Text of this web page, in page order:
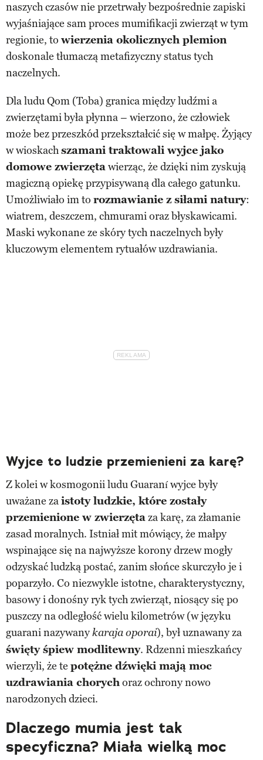
naszych czasów nie przetrwały bezpośrednie zapiski
wyjaśniające sam proces mumifikacji zwierząt w tym
regionie, to wierzenia okolicznych plemion
doskonale tłumaczą metafizyczny status tych
naczelnych.
Dla ludu Qom (Toba) granica między ludźmi a
zwierzętami była płynna – wierzono, że człowiek
może bez przeszkód przekształcić się w małpę. Żyjący
w wioskachszamani traktowali wyjce jako
domowe zwierzętawierząc, że dzięki nim zyskują
magiczną opiekę przypisywaną dla całego gatunku.
Umożliwiało im to rozmawianie z siłami natury:
wiatrem, deszczem, chmurami oraz błyskawicami.
Maski wykonane ze skóry tych naczelnych były
kluczowym elementem rytuałów uzdrawiania.
Wyjce to ludzie przemienieni za karę?
Z kolei w kosmogonii ludu Guaraní wyjce były
uważane zaistoty ludzkie, które zostały
przemienione w zwierzętaza karę, za złamanie
zasad moralnych. Istniał mit mówiący, że małpy
wspinające się na najwyższe korony drzew mogły
odzyskać ludzką postać, zanim słońce skurczyło je i
poparzyło. Co niezwykle istotne, charakterystyczny,
basowy i donośny ryk tych zwierząt, niosący się po
puszczy na odległość wielu kilometrów (w języku
guarani nazywanykaraja oporai), był uznawany za
święty śpiew modlitewny. Rdzenni mieszkańcy
wierzyli, że te potężne dźwięki mają moc
uzdrawiania chorychoraz ochrony nowo
narodzonych dzieci.
Dlaczego mumia jest tak
specyficzna? Miała wielką moc